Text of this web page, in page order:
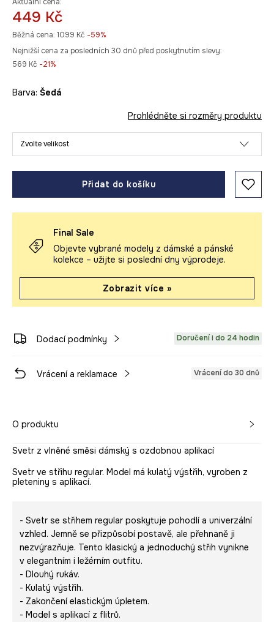
449 Kč
Běžná cena: 1099 Kč -59%
Nejnižší cena za posledních 30 dnů před poskytnutím slevy:
569 Kč -21%
Barva: šedá
Prohlédněte si rozměry produktu
Zvolte velikost
Přidat do košíku
Final Sale
Objevte vybrané modely z dámské a pánské
kolekce – užijte si poslední dny výprodeje.
Zobrazit více »
Dodací podmínky Doručení i do 24 hodin
Vrácení a reklamace Vrácení do 30 dnů
O produktu
Svetr z vlněné směsi dámský s ozdobnou aplikací
Svetr ve střihu regular. Model má kulatý výstřih, vyroben z
pleteniny s aplikací.
- Svetr se střihem regular poskytuje pohodlí a univerzální
vzhled. Jemně se přizpůsobí postavě, ale přehnaně ji
nezvýrazňuje. Tento klasický a jednoduchý střih vynikne
v elegantním i ležérním outfitu.
- Dlouhý rukáv.
- Kulatý výstřih.
- Zakončení elastickým úpletem.
- Model s aplikací z flitrů.